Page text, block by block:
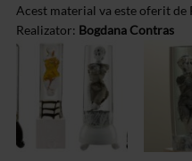
Acest material va este oferit de
Realizator: Bogdana Contras